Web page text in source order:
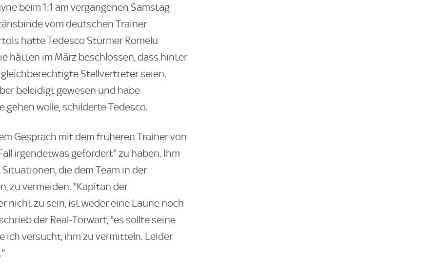
beim 1:1 am vergangenen Samstag
vom deutschen Trainer
hatte Tedesco Stürmer Romelu
hätten im März beschlossen, dass hinter
Stellvertreter seien.
beleidigt gewesen und habe
gehen wolle, schilderte Tedesco.
Gespräch mit dem früheren Trainer von
irgendetwas gefordert" zu haben. Ihm
die dem Team in der
zu vermeiden. "Kapitän der
nicht zu sein, ist weder eine Laune noch
der Real-Torwart, "es sollte seine
ich versucht, ihm zu vermitteln. Leider